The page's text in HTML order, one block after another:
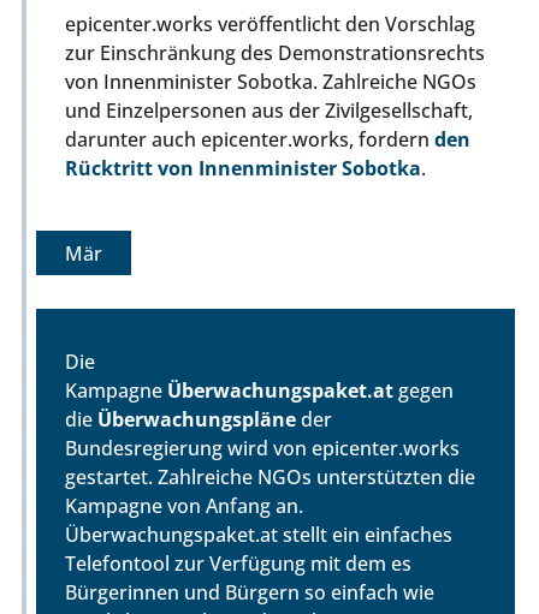
epicenter.works veröffentlicht den Vorschlag
zur Einschränkung des Demonstrationsrechts
von Innenminister Sobotka. Zahlreiche NGOs
und Einzelpersonen aus der Zivilgesellschaft,
darunter auch epicenter.works, fordern den
Rücktritt von Innenminister Sobotka.
Mär
Die
Kampagne Überwachungspaket.atgegen
die Überwachungspläneder
Bundesregierung wird von epicenter.works
gestartet. Zahlreiche NGOs unterstützten die
Kampagne von Anfang an.
Überwachungspaket.at stellt ein einfaches
Telefontool zur Verfügung mit dem es
Bürgerinnen und Bürgern so einfach wie